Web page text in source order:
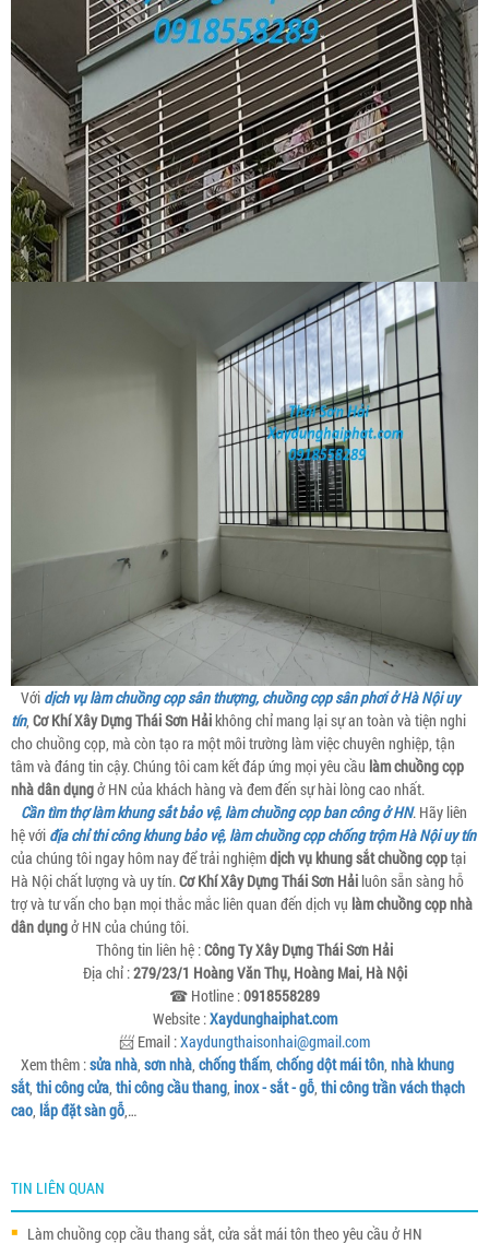
Với dịch vụ làm chuồng cọp sân thượng, chuồng cọp sân phơi ở Hà Nội uy
tín, Cơ Khí Xây Dựng Thái Sơn Hảikhông chỉ mang lại sự an toàn và tiện nghi
cho chuồng cọp, mà còn tạo ra một môi trường làm việc chuyên nghiệp, tận
tâm và đáng tin cậy. Chúng tôi cam kết đáp ứng mọi yêu cầu làm chuồng cọp
nhà dân dụngở HN của khách hàng và đem đến sự hài lòng cao nhất.
Cần tìm thợ làm khung sắt bảo vệ, làm chuồng cọp ban công ở HN. Hãy liên
hệ với địa chỉ thi công khung bảo vệ, làm chuồng cọp chống trộm Hà Nội uy tín
của chúng tôi ngay hôm nay để trải nghiệmdịch vụ khung sắt chuồng cọptại
Hà Nội chất lượng và uy tín.Cơ Khí Xây Dựng Thái Sơn Hải luôn sẵn sàng hỗ
trợ và tư vấn cho bạn mọi thắc mắc liên quan đến dịch vụ làm chuồng cọp nhà
dân dụngở HN của chúng tôi.
Thông tin liên hệ :Công Ty Xây Dựng Thái Sơn Hải
Địa chỉ :279/23/1 Hoàng Văn Thụ, Hoàng Mai, Hà Nội
☎ Hotline :0918558289
Website :Xaydunghaiphat.com
📨 Email :Xaydungthaisonhai@gmail.com
Xem thêm :sửa nhà, sơn nhà, chống thấm, chống dột mái tôn, nhà khung
sắt, thi công cửa, thi công cầu thang, inox - sắt - gỗ, thi công trần vách thạch
cao, lắp đặt sàn gỗ,…
TIN LIÊN QUAN
Làm chuồng cọp cầu thang sắt, cửa sắt mái tôn theo yêu cầu ở HN